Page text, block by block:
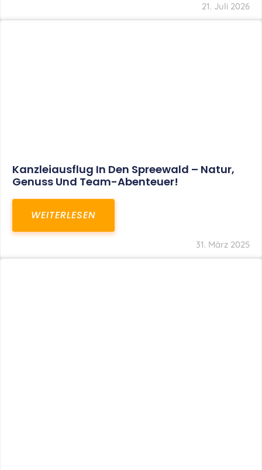
21. Juli 2026
Kanzleiausflug In Den Spreewald – Natur,
Genuss Und Team-Abenteuer!
WEITERLESEN
31. März 2025